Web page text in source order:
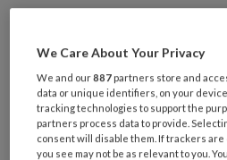
Wil je dit
Maak gratis een
artikelen gratis
We Care About Your Privacy
We and our887 partners store and
data or unique identifiers, on your
tracking technologies to support the
partners process data to provide.
consent will disable them. If trackers are
you see may not be as relevant to you.